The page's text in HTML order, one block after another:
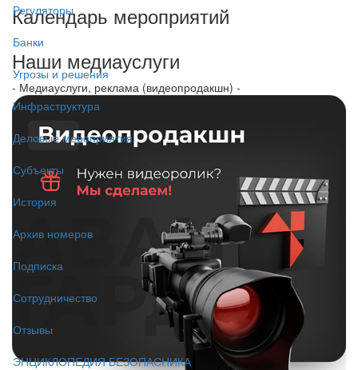
Регуляторы
Банки
Угрозы и решения
Инфраструктура
Деловые мероприятия
Субъекты
История
Архив номеров
Подписка
Сотрудничество
Отзывы
ЭНЦИКЛОПЕДИЯ БЕЗОПАСНИКА
Календарь мероприятий
Наши медиауслуги
- Медиауслуги, реклама (видеопродакшн) -